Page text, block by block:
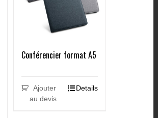
Conférencier format A5
Ajouter
au devis
Details